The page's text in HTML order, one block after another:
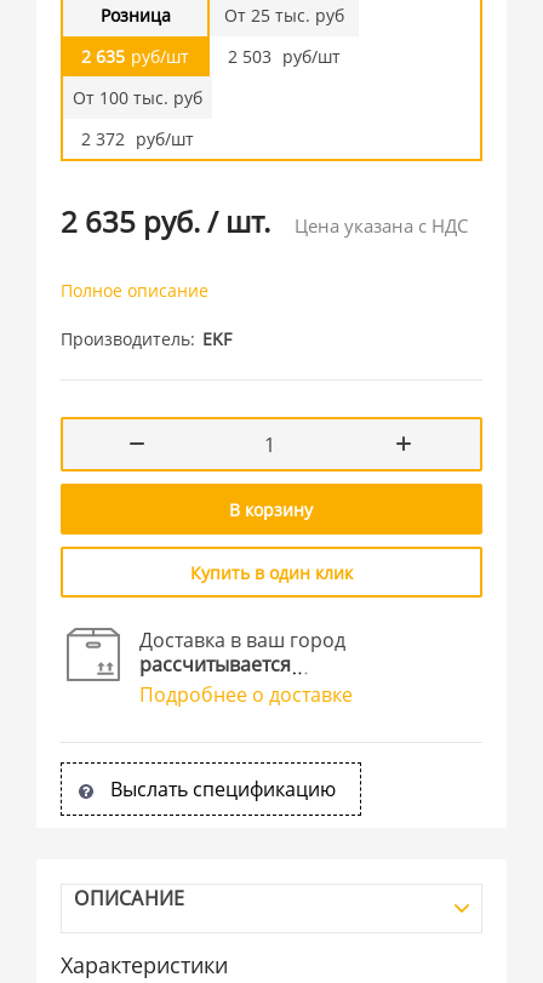
Розница
2 635 руб/шт
От 25 тыс. руб
2 503 руб/шт
От 100 тыс. руб
2 372 руб/шт
2 635 руб./ шт. Цена указана с НДС
Полное описание
Производитель EKF
В корзину
Купить в один клик
Доставка в ваш город
рассчитывается
Подробнее о доставке
Выслать спецификацию
ОПИСАНИЕ
Характеристики